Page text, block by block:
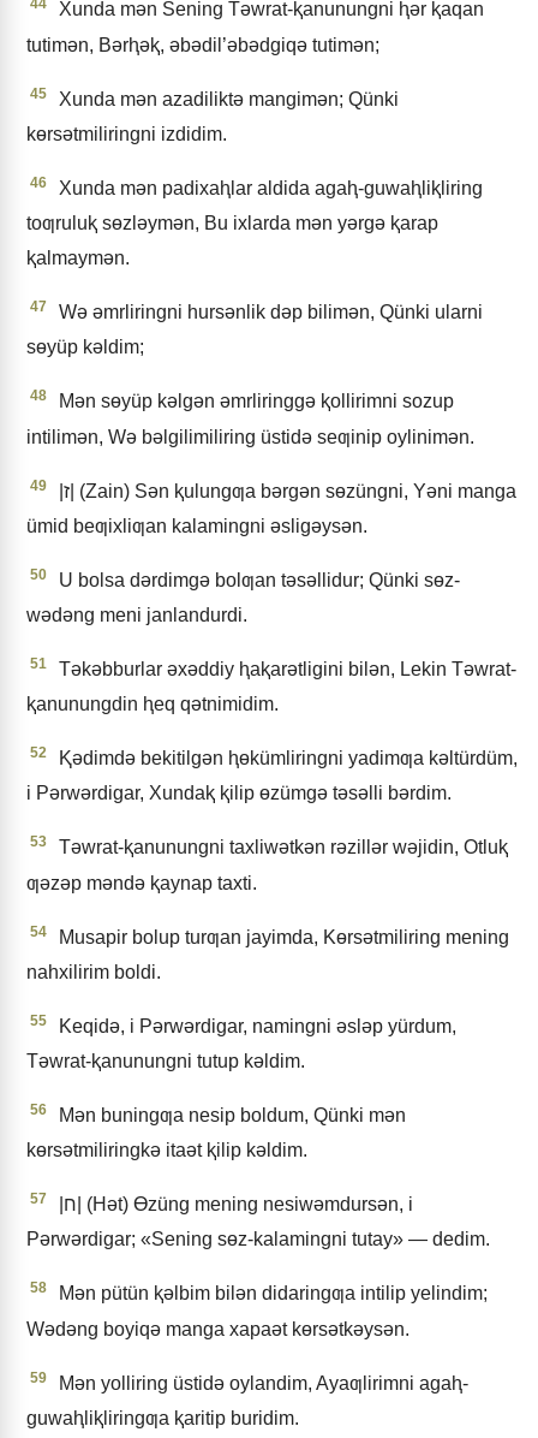
44
Xunda mǝn Sening Tǝwrat-ⱪanunungni ⱨǝr ⱪaqan
tutimǝn, Bǝrⱨǝⱪ, ǝbǝdil’ǝbǝdgiqǝ tutimǝn;
45
Xunda mǝn azadiliktǝ mangimǝn; Qünki
kɵrsǝtmiliringni izdidim.
46
Xunda mǝn padixaⱨlar aldida agaⱨ-guwaⱨliⱪliring
toƣruluⱪ sɵzlǝymǝn, Bu ixlarda mǝn yǝrgǝ ⱪarap
ⱪalmaymǝn.
47
Wǝ ǝmrliringni hursǝnlik dǝp bilimǝn, Qünki ularni
sɵyüp kǝldim;
48
Mǝn sɵyüp kǝlgǝn ǝmrliringgǝ ⱪollirimni sozup
intilimǝn, Wǝ bǝlgilimiliring üstidǝ seƣinip oylinimǝn.
49
ümid beƣixliƣan kalamingni ǝsligǝysǝn.
50
U bolsa dǝrdimgǝ bolƣan tǝsǝllidur; Qünki sɵz-
wǝdǝng meni janlandurdi.
51
Tǝkǝbburlar ǝxǝddiy ⱨaⱪarǝtligini bilǝn, Lekin Tǝwrat-
ⱪanunungdin ⱨeq qǝtnimidim.
52
Ⱪǝdimdǝ bekitilgǝn ⱨɵkümliringni yadimƣa kǝltürdüm,
i Pǝrwǝrdigar, Xundaⱪ ⱪilip ɵzümgǝ tǝsǝlli bǝrdim.
53
Tǝwrat-ⱪanunungni taxliwǝtkǝn rǝzillǝr wǝjidin, Otluⱪ
ƣǝzǝp mǝndǝ ⱪaynap taxti.
54
Musapir bolup turƣan jayimda, Kɵrsǝtmiliring mening
nahxilirim boldi.
55
Keqidǝ, i Pǝrwǝrdigar, namingni ǝslǝp yürdum,
Tǝwrat-ⱪanunungni tutup kǝldim.
56
Mǝn buningƣa nesip boldum, Qünki mǝn
kɵrsǝtmiliringkǝ itaǝt ⱪilip kǝldim.
57
Pǝrwǝrdigar; «Sening sɵz-kalamingni tutay» — dedim.
58
Mǝn pütün ⱪǝlbim bilǝn didaringƣa intilip yelindim;
Wǝdǝng boyiqǝ manga xapaǝt kɵrsǝtkǝysǝn.
59
Mǝn yolliring üstidǝ oylandim, Ayaƣlirimni agaⱨ-
guwaⱨliⱪliringƣa ⱪaritip buridim.